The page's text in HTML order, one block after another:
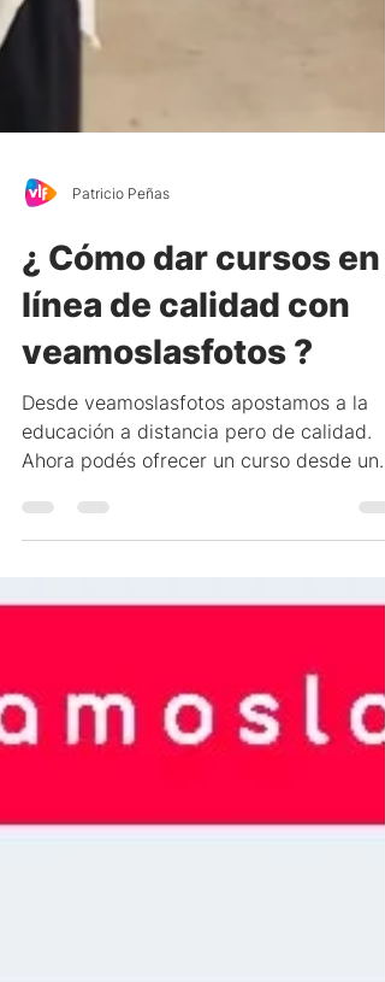
Patricio Peñas
¿ Cómo dar cursos en
línea de calidad con
veamoslasfotos ?
Desde veamoslasfotos apostamos a la
educación a distancia pero de calidad.